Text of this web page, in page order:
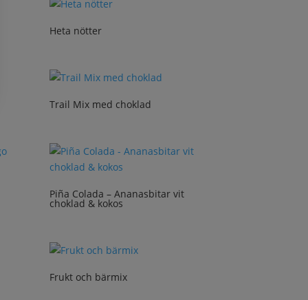
Heta nötter
Trail Mix med choklad
Piña Colada – Ananasbitar vit
choklad & kokos
Frukt och bärmix